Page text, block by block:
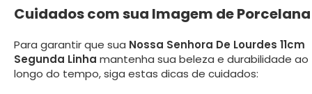
Cuidados com sua Imagem de Porcelana
Para garantir que sua Nossa Senhora De Lourdes 11cm
Segunda Linha mantenha sua beleza e durabilidade ao
longo do tempo, siga estas dicas de cuidados: